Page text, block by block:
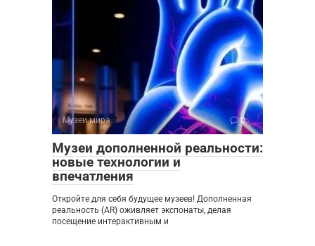
Музеи мира 0
Музеи дополненной реальности:
новые технологии и
впечатления
Откройте для себя будущее музеев! Дополненная
реальность (AR) оживляет экспонаты, делая
посещение интерактивным и